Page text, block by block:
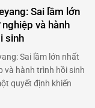
bị thông qua một
Sai lầm lớn
và hành
sinh
Sai lầm lớn nhất
và hành trình hồi sinh
quyết định khiến